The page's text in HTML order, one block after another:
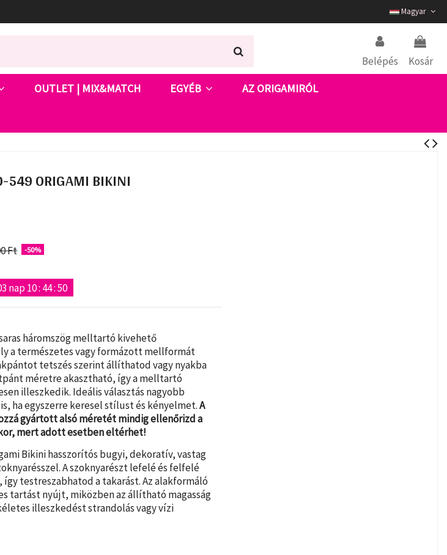
Magyar
Belépés Kosár
OUTLET | MIX&MATCH EGYÉB AZ ORIGAMIRÓL
549 ORIGAMI BIKINI
Ft -50%
nap10: 44:49
háromszög melltartó kivehető
a természetes vagy formázott mellformát
tetszés szerint állíthatod vagy nyakba
méretre akasztható, így a melltartó
illeszkedik. Ideális választás nagyobb
ha egyszerre keresel stílust és kényelmet.A
gyártott alsó méretét mindig ellenőrizd a
mert adott esetben eltérhet!
Bikini hasszorítós bugyi, dekoratív, vastag
A szoknyarészt lefelé és felfelé
így testreszabhatod a takarást. Az alakformáló
tartást nyújt, miközben az állítható magasság
illeszkedést strandolás vagy vízi